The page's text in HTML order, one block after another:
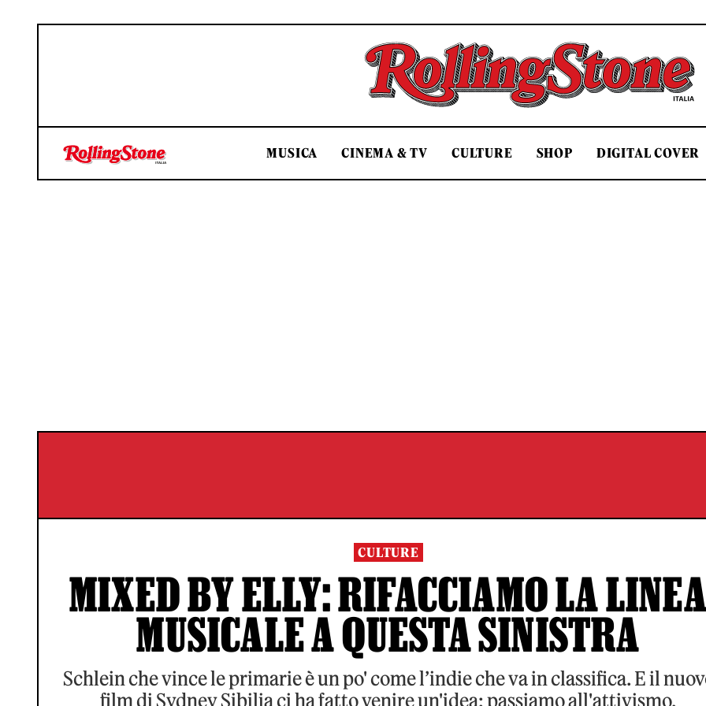
Rolling Stone Italia
MUSICA CINEMA & TV CULTURE SHOP DIGITAL COVER
CULTURE
MIXED BY ELLY: RIFACCIAMO LA
MUSICALE A QUESTA SINISTRA
Schlein che vince le primarie è un po' come l’indie che va in classifica. E il
film di Sydney Sibilia ci ha fatto venire un'idea: passiamo all'attivismo,